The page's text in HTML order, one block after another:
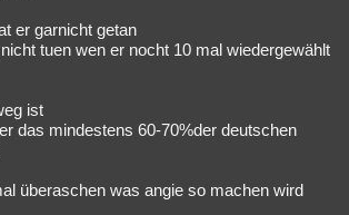
er garnicht getan
tuen wen er nocht 10 mal wiedergewählt
ist
das mindestens 60-70%der deutschen
überaschen was angie so machen wird